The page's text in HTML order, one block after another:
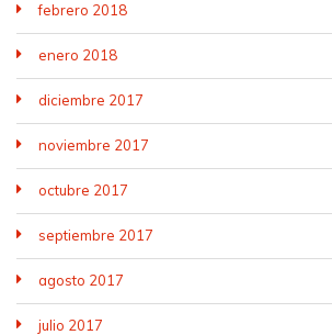
febrero 2018
enero 2018
diciembre 2017
noviembre 2017
octubre 2017
septiembre 2017
agosto 2017
julio 2017